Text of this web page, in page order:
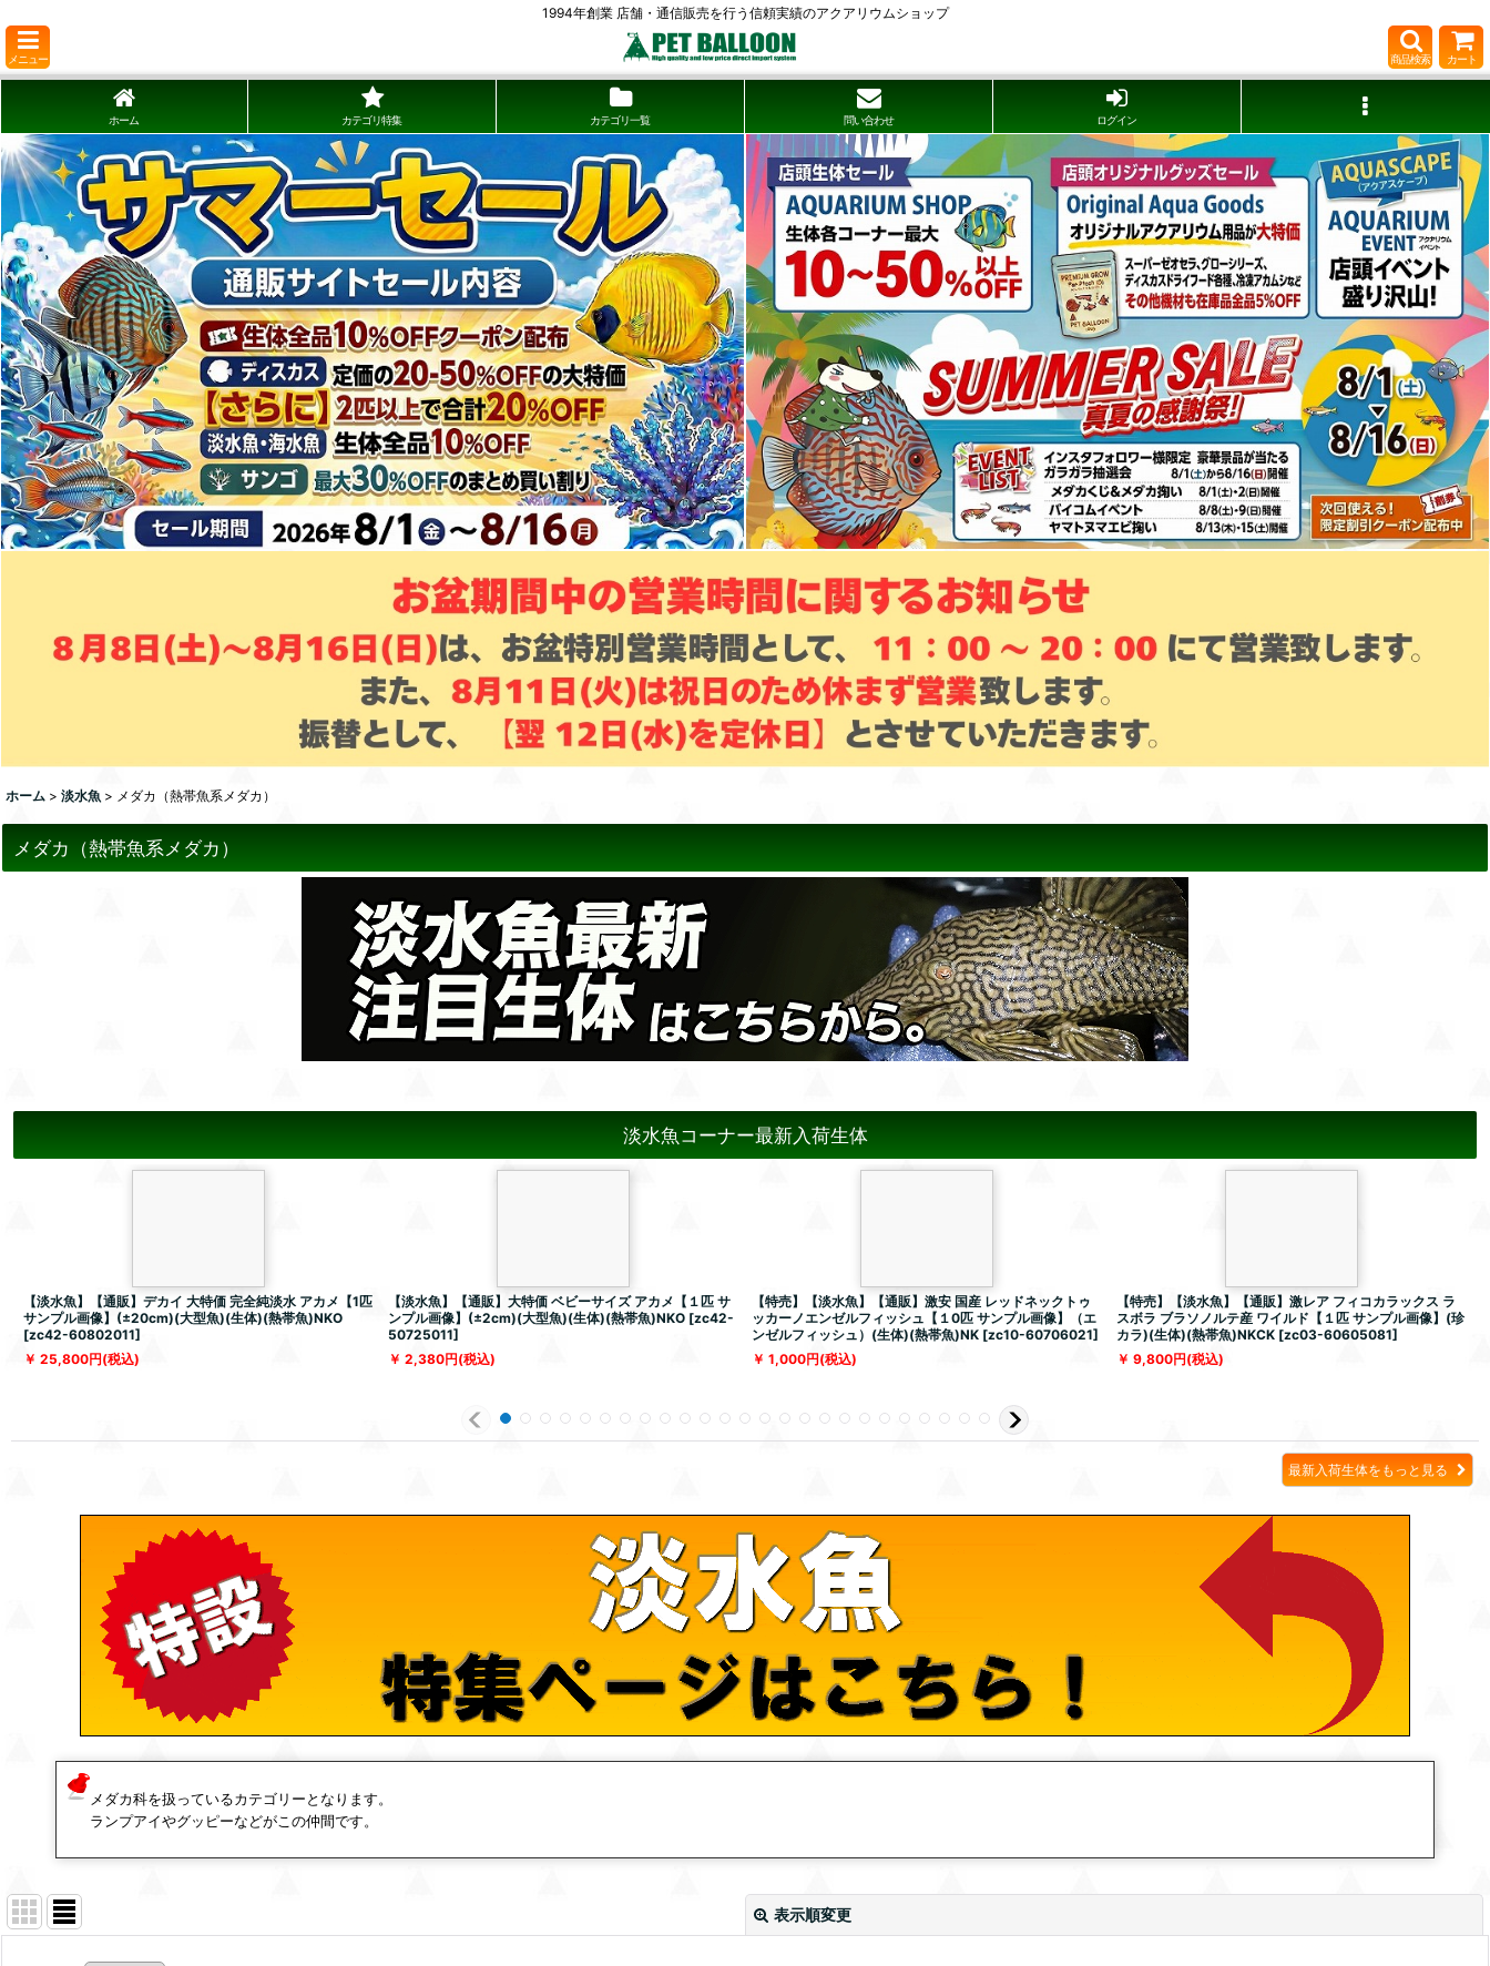
1994年創業 店舗・通信販売を行う信頼実績のアクアリウムショップ
メニュー 商品検索 カート
ホーム カテゴリ特集 カテゴリ一覧 問い合わせ ログイン
ホーム > 淡水魚 > メダカ（熱帯魚系メダカ）
メダカ（熱帯魚系メダカ）
淡水魚コーナー最新入荷生体
【淡水魚】【通販】デカイ 大特価 完全純淡水 アカメ【1匹
サンプル画像】(±20cm)(大型魚)(生体)(熱帯魚)NKO
[zc42-60802011]
25,800円(税込)
【淡水魚】【通販】大特価 ベビーサイズ アカメ【１匹 サ
ンプル画像】(±2cm)(大型魚)(生体)(熱帯魚)NKO [zc42-
50725011]
2,380円(税込)
【特売】【淡水魚】【通販】激安 国産 レッドネックトゥ
ッカーノエンゼルフィッシュ【１0匹 サンプル画像】（エ
ンゼルフィッシュ）(生体)(熱帯魚)NK [zc10-60706021]
1,000円(税込)
【特売】【淡水魚】【通販】激レア フィコカラックス ラ
スボラ ブラソノルテ産 ワイルド【１匹 サンプル画像】(珍
カラ)(生体)(熱帯魚)NKCK [zc03-60605081]
9,800円(税込)
最新入荷生体をもっと見る
メダカ科を扱っているカテゴリーとなります。
ランプアイやグッピーなどがこの仲間です。
表示順変更